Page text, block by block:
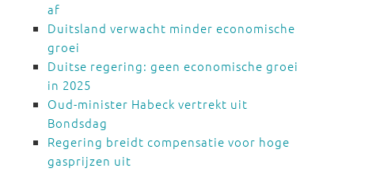
af
Duitsland verwacht minder economische
groei
Duitse regering: geen economische groei
in 2025
Oud-minister Habeck vertrekt uit
Bondsdag
Regering breidt compensatie voor hoge
gasprijzen uit